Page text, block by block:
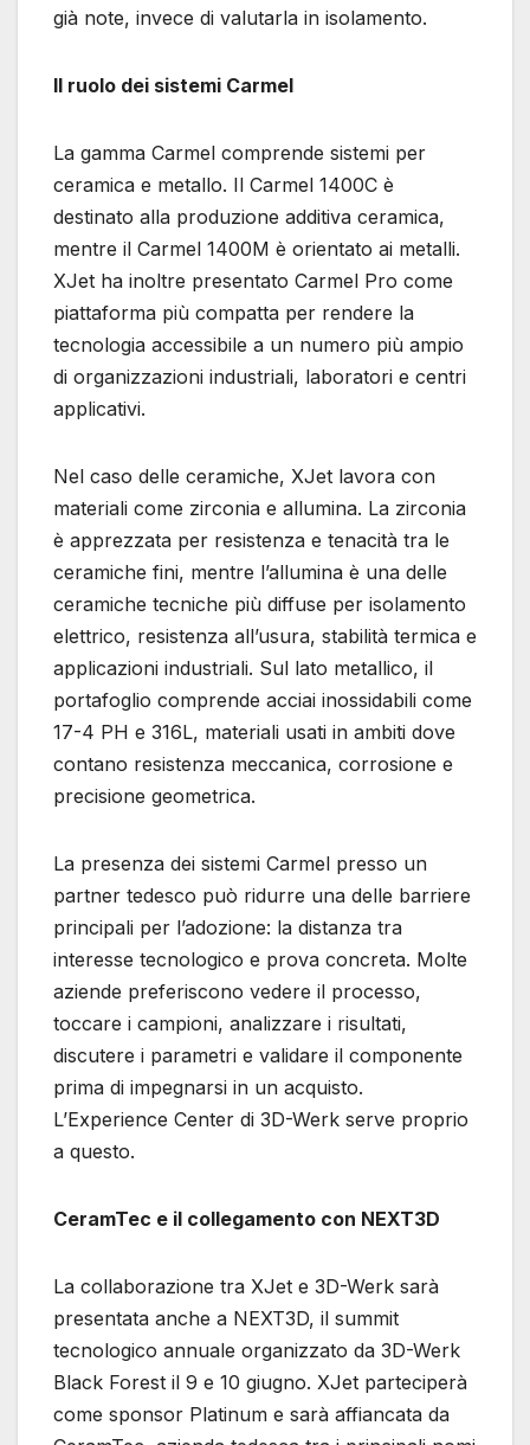
già note, invece di valutarla in isolamento.
Il ruolo dei sistemi Carmel
La gamma Carmel comprende sistemi per
ceramica e metallo. Il Carmel 1400C è
destinato alla produzione additiva ceramica,
mentre il Carmel 1400M è orientato ai metalli.
XJet ha inoltre presentato Carmel Pro come
piattaforma più compatta per rendere la
tecnologia accessibile a un numero più ampio
di organizzazioni industriali, laboratori e centri
applicativi.
Nel caso delle ceramiche, XJet lavora con
materiali come zirconia e allumina. La zirconia
è apprezzata per resistenza e tenacità tra le
ceramiche fini, mentre l’allumina è una delle
ceramiche tecniche più diffuse per isolamento
elettrico, resistenza all’usura, stabilità termica e
applicazioni industriali. Sul lato metallico, il
portafoglio comprende acciai inossidabili come
17-4 PH e 316L, materiali usati in ambiti dove
contano resistenza meccanica, corrosione e
precisione geometrica.
La presenza dei sistemi Carmel presso un
partner tedesco può ridurre una delle barriere
principali per l’adozione: la distanza tra
interesse tecnologico e prova concreta. Molte
aziende preferiscono vedere il processo,
toccare i campioni, analizzare i risultati,
discutere i parametri e validare il componente
prima di impegnarsi in un acquisto.
L’Experience Center di 3D-Werk serve proprio
a questo.
CeramTec e il collegamento con NEXT3D
La collaborazione tra XJet e 3D-Werk sarà
presentata anche a NEXT3D, il summit
tecnologico annuale organizzato da 3D-Werk
Black Forest il 9 e 10 giugno. XJet parteciperà
come sponsor Platinum e sarà affiancata da